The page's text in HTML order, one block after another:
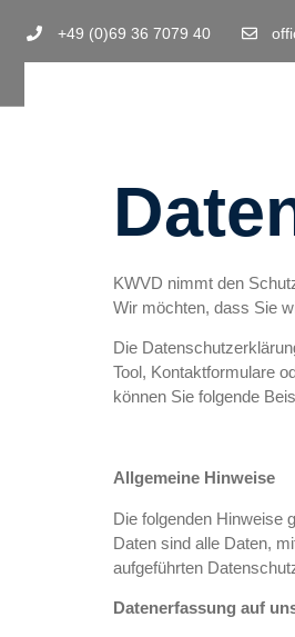
+49 (0)69 36 7079 40
KWVD nimmt den
Wir möchten, dass Sie
Die
Tool, Kontaktformulare
können Sie folgende
Allgemeine Hinweise
Die folgenden Hinweise
Daten sind alle Daten,
aufgeführten
Datenerfassung auf